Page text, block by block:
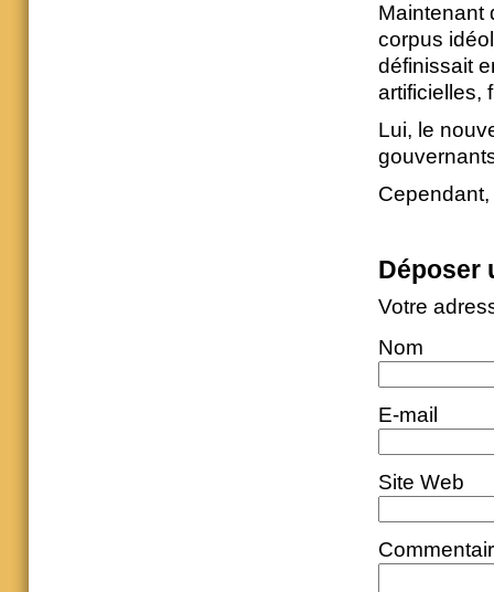
Maintenant
corpus
définissait
artificielles,
Lui, le
Déposer
Votre
Nom
E-mail
Site Web